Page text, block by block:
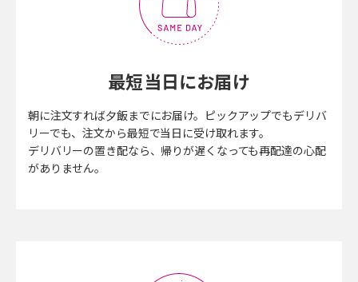
最短当日にお届け
朝に注文すれば夕飯までにお届け。ピックアップでもデリバ
リーでも、注文から最短で当日に受け取れます。
デリバリーの置き配なら、帰りが遅くなっても再配達の心配
がありません。